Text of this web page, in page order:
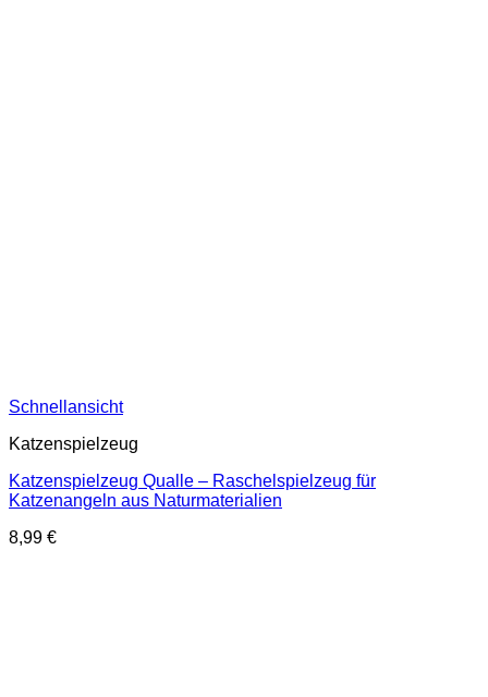
Schnellansicht
Katzenspielzeug
Katzenspielzeug Qualle – Raschelspielzeug für
Katzenangeln aus Naturmaterialien
8,99 €